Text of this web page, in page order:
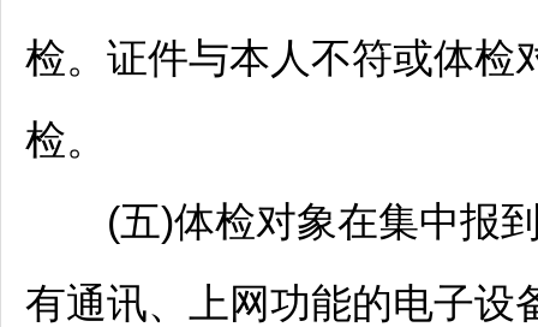
检。证件与本人不符或体检
检。
(五)体检对象在集中报到
有通讯、上网功能的电子设